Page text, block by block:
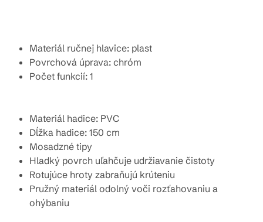
Materiál ručnej hlavice: plast
Povrchová úprava: chróm
Počet funkcií: 1
Materiál hadice: PVC
Dĺžka hadice: 150 cm
Mosadzné tipy
Hladký povrch uľahčuje udržiavanie čistoty
Rotujúce hroty zabraňujú krúteniu
Pružný materiál odolný voči rozťahovaniu a
ohýbaniu